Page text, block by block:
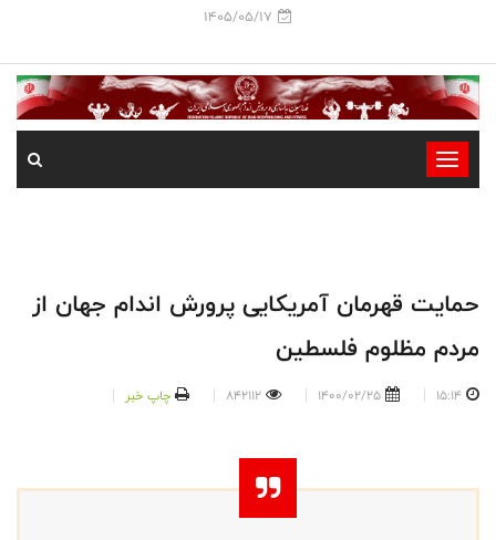
1405/05/17
-
-
-
حمایت قهرمان آمریکایی پرورش اندام جهان از
مردم مظلوم فلسطین
15:14
1400/02/25
842112 چاپ خبر